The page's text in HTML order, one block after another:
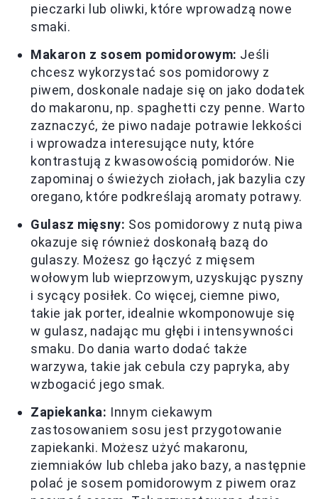
pieczarki lub oliwki, które wprowadzą nowe
smaki.
Makaron z sosem pomidorowym: Jeśli
chcesz wykorzystać sos pomidorowy z
piwem, doskonale nadaje się on jako dodatek
do makaronu, np. spaghetti czy penne. Warto
zaznaczyć, że piwo nadaje potrawie lekkości
i wprowadza interesujące nuty, które
kontrastują z kwasowością pomidorów. Nie
zapominaj o świeżych ziołach, jak bazylia czy
oregano, które podkreślają aromaty potrawy.
Gulasz mięsny: Sos pomidorowy z nutą piwa
okazuje się również doskonałą bazą do
gulaszy. Możesz go łączyć z mięsem
wołowym lub wieprzowym, uzyskując pyszny
i sycący posiłek. Co więcej, ciemne piwo,
takie jak porter, idealnie wkomponowuje się
w gulasz, nadając mu głębi i intensywności
smaku. Do dania warto dodać także
warzywa, takie jak cebula czy papryka, aby
wzbogacić jego smak.
Zapiekanka: Innym ciekawym
zastosowaniem sosu jest przygotowanie
zapiekanki. Możesz użyć makaronu,
ziemniaków lub chleba jako bazy, a następnie
polać je sosem pomidorowym z piwem oraz